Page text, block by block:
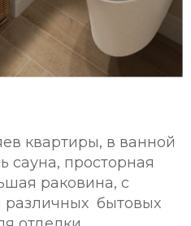
квартиры, в ванной
сауна, просторная
раковина, с
различных бытовых